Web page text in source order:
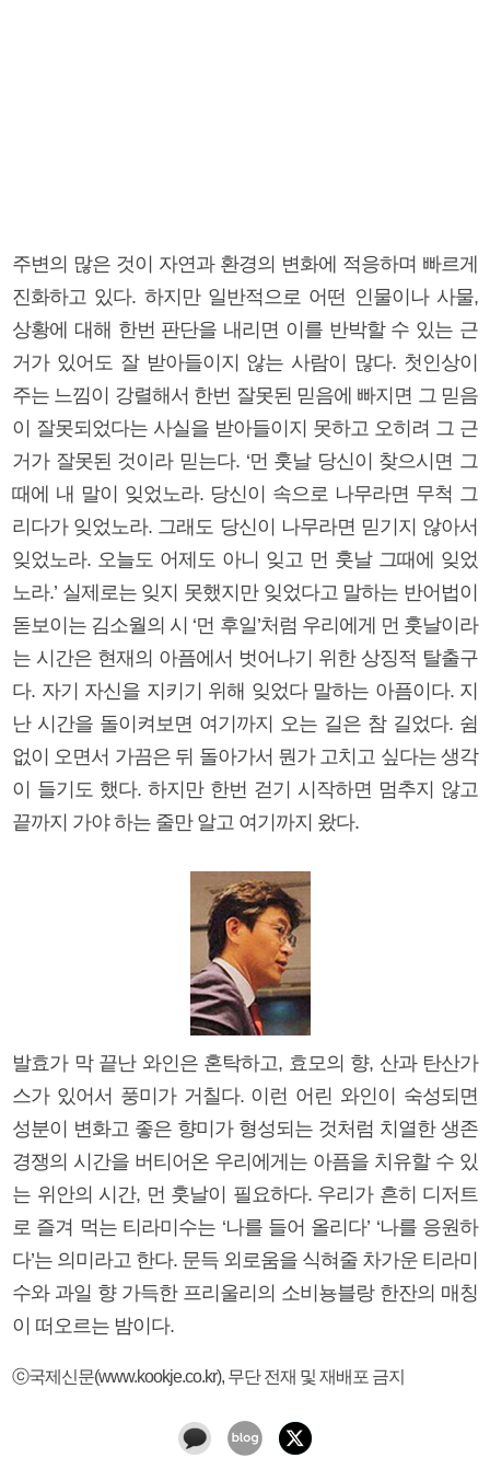
주변의 많은 것이 자연과 환경의 변화에 적응하며 빠르게
진화하고 있다. 하지만 일반적으로 어떤 인물이나 사물,
상황에 대해 한번 판단을 내리면 이를 반박할 수 있는 근
거가 있어도 잘 받아들이지 않는 사람이 많다. 첫인상이
주는 느낌이 강렬해서 한번 잘못된 믿음에 빠지면 그 믿음
이 잘못되었다는 사실을 받아들이지 못하고 오히려 그 근
거가 잘못된 것이라 믿는다. ‘먼 훗날 당신이 찾으시면 그
때에 내 말이 잊었노라. 당신이 속으로 나무라면 무척 그
리다가 잊었노라. 그래도 당신이 나무라면 믿기지 않아서
잊었노라. 오늘도 어제도 아니 잊고 먼 훗날 그때에 잊었
노라.’ 실제로는 잊지 못했지만 잊었다고 말하는 반어법이
돋보이는 김소월의 시 ‘먼 후일’처럼 우리에게 먼 훗날이라
는 시간은 현재의 아픔에서 벗어나기 위한 상징적 탈출구
다. 자기 자신을 지키기 위해 잊었다 말하는 아픔이다. 지
난 시간을 돌이켜보면 여기까지 오는 길은 참 길었다. 쉼
없이 오면서 가끔은 뒤 돌아가서 뭔가 고치고 싶다는 생각
이 들기도 했다. 하지만 한번 걷기 시작하면 멈추지 않고
끝까지 가야 하는 줄만 알고 여기까지 왔다.
발효가 막 끝난 와인은 혼탁하고, 효모의 향, 산과 탄산가
스가 있어서 풍미가 거칠다. 이런 어린 와인이 숙성되면
성분이 변화고 좋은 향미가 형성되는 것처럼 치열한 생존
경쟁의 시간을 버티어온 우리에게는 아픔을 치유할 수 있
는 위안의 시간, 먼 훗날이 필요하다. 우리가 흔히 디저트
로 즐겨 먹는 티라미수는 ‘나를 들어 올리다’ ‘나를 응원하
다’는 의미라고 한다. 문득 외로움을 식혀줄 차가운 티라미
수와 과일 향 가득한 프리울리의 소비뇽블랑 한잔의 매칭
이 떠오르는 밤이다.
ⓒ국제신문(www.kookje.co.kr), 무단 전재 및 재배포 금지